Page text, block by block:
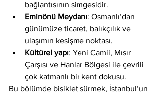
bağlantısının simgesidir.
Eminönü Meydanı: Osmanlı’dan
günümüze ticaret, balıkçılık ve
ulaşımın kesişme noktası.
Kültürel yapı: Yeni Camii, Mısır
Çarşısı ve Hanlar Bölgesi ile çevrili
çok katmanlı bir kent dokusu.
Bu bölümde bisiklet sürmek, İstanbul’un